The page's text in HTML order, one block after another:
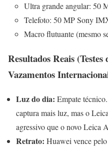
Ultra grande angular: 50
Telefoto: 50 MP Sony
Macro flutuante (mesmo
Resultados Reais
Vazamentos
Luz do dia: Empate
captura mais luz, mas o
agressivo que o novo Leica
Retrato: Huawei vence